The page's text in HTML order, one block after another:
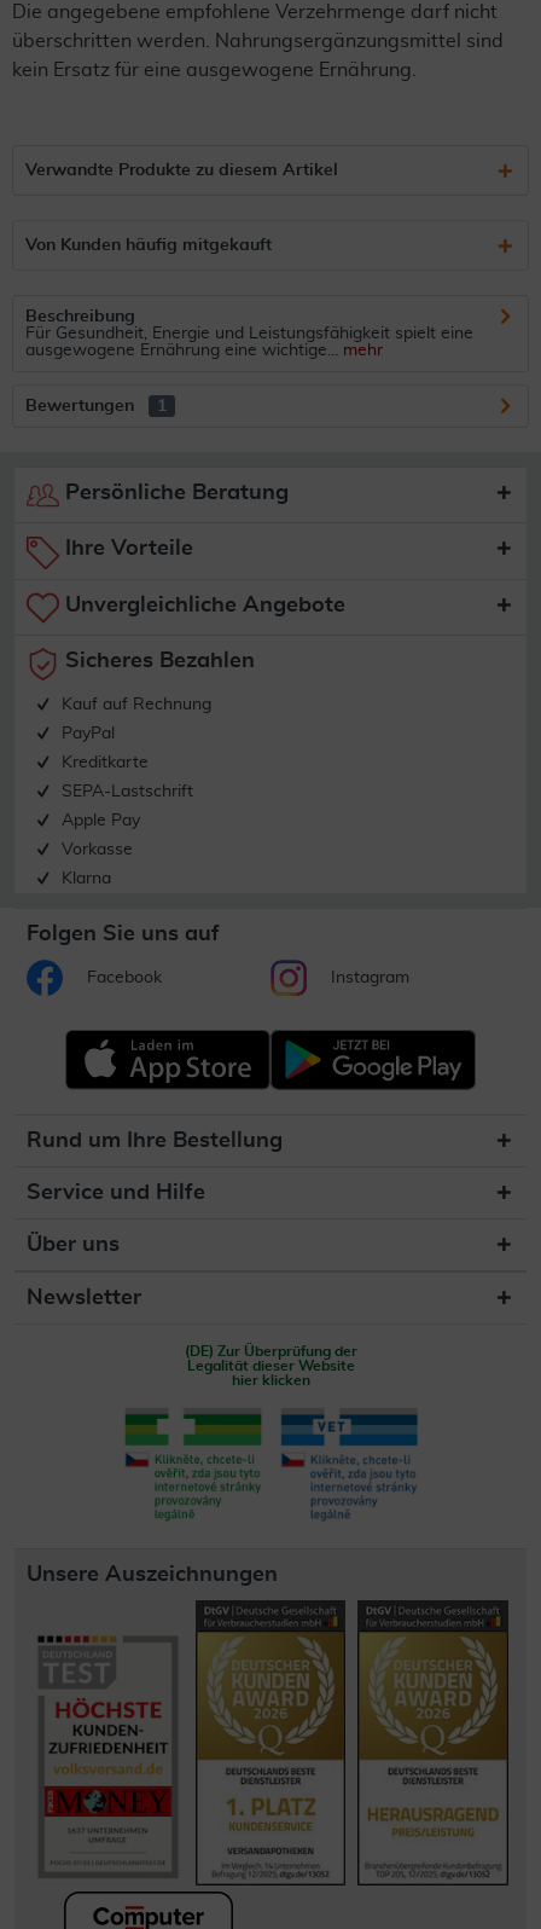
Die angegebene empfohlene Verzehrmenge darf nicht
überschritten werden. Nahrungsergänzungsmittel sind
kein Ersatz für eine ausgewogene Ernährung.
Verwandte Produkte zu diesem Artikel
Von Kunden häufig mitgekauft
Beschreibung
Für Gesundheit, Energie und Leistungsfähigkeit spielt eine
ausgewogene Ernährung eine wichtige... mehr
Bewertungen 1
Persönliche Beratung
Ihre Vorteile
Unvergleichliche Angebote
Sicheres Bezahlen
Kauf auf Rechnung
PayPal
Kreditkarte
SEPA-Lastschrift
Apple Pay
Vorkasse
Klarna
Folgen Sie uns auf
Facebook Instagram
Rund um Ihre Bestellung
Service und Hilfe
Über uns
Newsletter
(DE) Zur Überprüfung der
Legalität dieser Website
hier klicken
Unsere Auszeichnungen